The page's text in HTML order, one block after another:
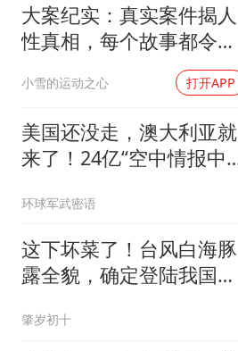
大案纪实：真实案件揭人
性真相，每个故事都令人
小雪的运动之心 打开APP
美国还没走，澳大利亚就
来了！24亿“空中情报中
环球军武密语
这下坏菜了！台风白海豚
露全貌，确定登陆我国沿
肇岁初十